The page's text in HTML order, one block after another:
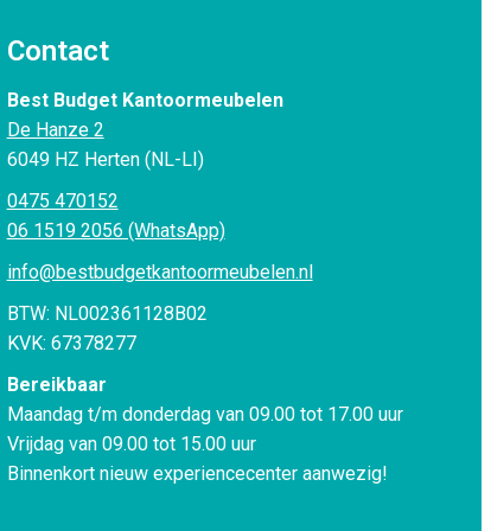
Contact
Best Budget Kantoormeubelen
De Hanze 2
6049 HZ Herten (NL-LI)
0475 470152
06 1519 2056 (WhatsApp)
info@bestbudgetkantoormeubelen.nl
BTW: NL002361128B02
KVK: 67378277
Bereikbaar
Maandag t/m donderdag van 09.00 tot 17.00 uur
Vrijdag van 09.00 tot 15.00 uur
Binnenkort nieuw experiencecenter aanwezig!